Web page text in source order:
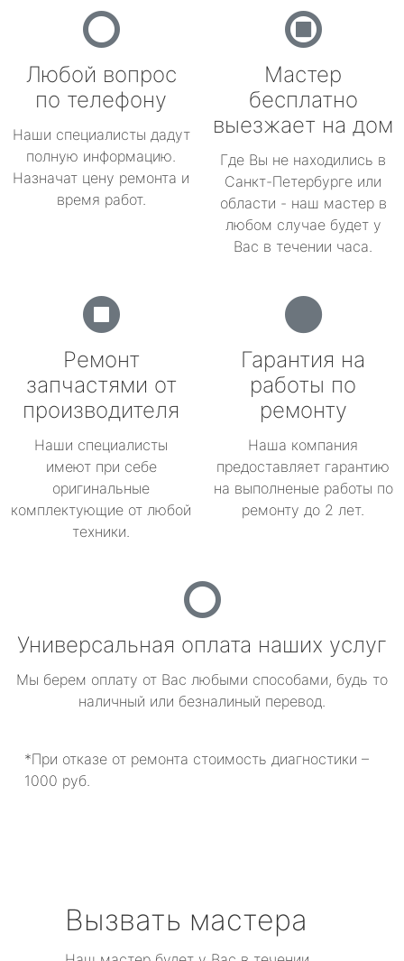
Любой вопрос
по телефону
Наши специалисты дадут
полную информацию.
Назначат цену ремонта и
время работ.
Мастер
бесплатно
выезжает на дом
Где Вы не находились в
Санкт-Петербурге или
области - наш мастер в
любом случае будет у
Вас в течении часа.
Ремонт
запчастями от
производителя
Наши специалисты
имеют при себе
оригинальные
комплектующие от любой
техники.
Гарантия на
работы по
ремонту
Наша компания
предоставляет гарантию
на выполненые работы по
ремонту до 2 лет.
Универсальная оплата наших услуг
Мы берем оплату от Вас любыми способами, будь то
наличный или безналиный перевод.
*При отказе от ремонта стоимость диагностики –
1000 руб.
Вызвать мастера